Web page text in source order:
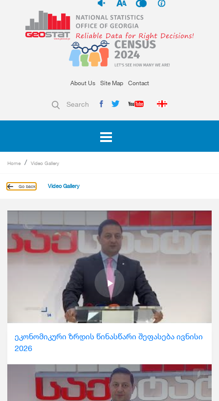
About Us Site Map Contact
Search
Home Video Gallery
Go back Video Gallery
ეკონომიკური ზრდის წინასწარი შეფასება ივნისი
2026